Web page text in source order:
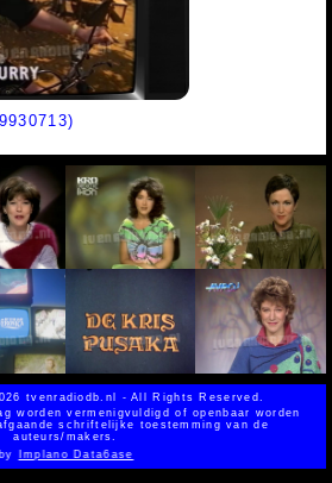
tvenradiodb.nl - All Rights Reserved.
worden vermenigvuldigd of openbaar worden
schriftelijke toestemming van de
auteurs/makers.
by Implano Data6ase